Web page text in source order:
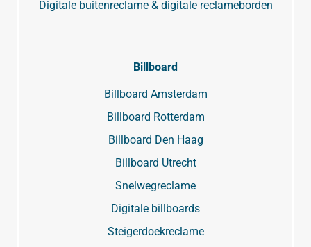
Digitale buitenreclame & digitale reclameborden
Billboard
Billboard Amsterdam
Billboard Rotterdam
Billboard Den Haag
Billboard Utrecht
Snelwegreclame
Digitale billboards
Steigerdoekreclame